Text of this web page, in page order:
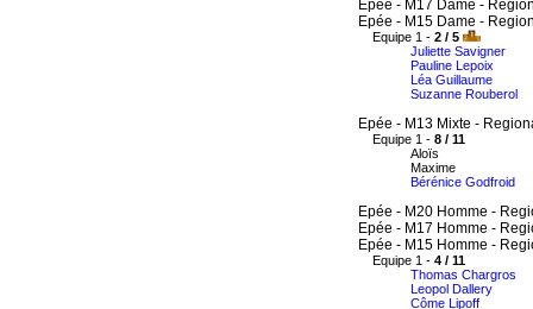
Epée - M17 Dame -
Epée - M15 Dame -
Equipe 1 - 2 / 5
Juliette Savigner
Pauline Lepoix
Léa Guillaume
Suzanne Rouberol
Epée - M13 Mixte -
Equipe 1 - 8 / 11
Aloïs
Maxime
Bérénice Godfroid
Epée - M20 Homme -
Epée - M17 Homme -
Epée - M15 Homme -
Equipe 1 - 4 / 11
Thomas Chargros
Leopol Dallery
Côme Lipoff